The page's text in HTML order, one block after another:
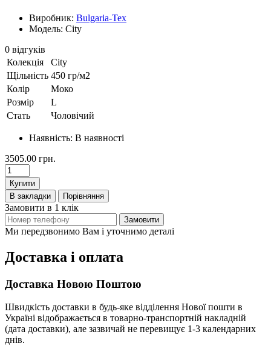
Виробник: Bulgaria-Tex
Модель: City
0 відгуків
Колекція
City
Щільність 450 гр/м2
Колір
Моко
Розмір
L
Стать
Чоловічий
Наявність: В наявності
3505.00 грн.
Купити
В закладки
Порівняння
Замовити в 1 клік
Замовити
Ми передзвонимо Вам і уточнимо деталі
Доставка і оплата
Доставка Новою Поштою
Швидкість доставки в будь-яке відділення Нової пошти в
Україні відображається в товарно-транспортній накладній
(дата доставки), але зазвичай не перевищує 1-3 календарних
днів.